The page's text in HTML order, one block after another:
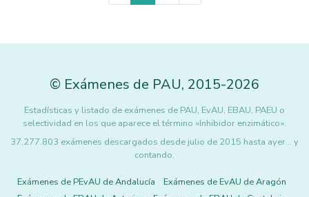
© Exámenes de PAU, 2015-2026
Estadísticas y listado de exámenes de PAU, EvAU, EBAU, PAEU o
selectividad en los que aparece el término «Inhibidor enzimático».
37.277.803 exámenes descargados desde julio de 2015 hasta ayer... y
contando.
Exámenes de PEvAU de Andalucía
Exámenes de EvAU de Aragón